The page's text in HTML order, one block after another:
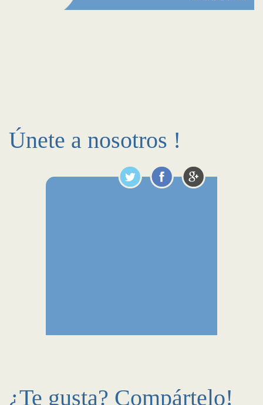
Únete a nosotros !
¿Te gusta? Compártelo!